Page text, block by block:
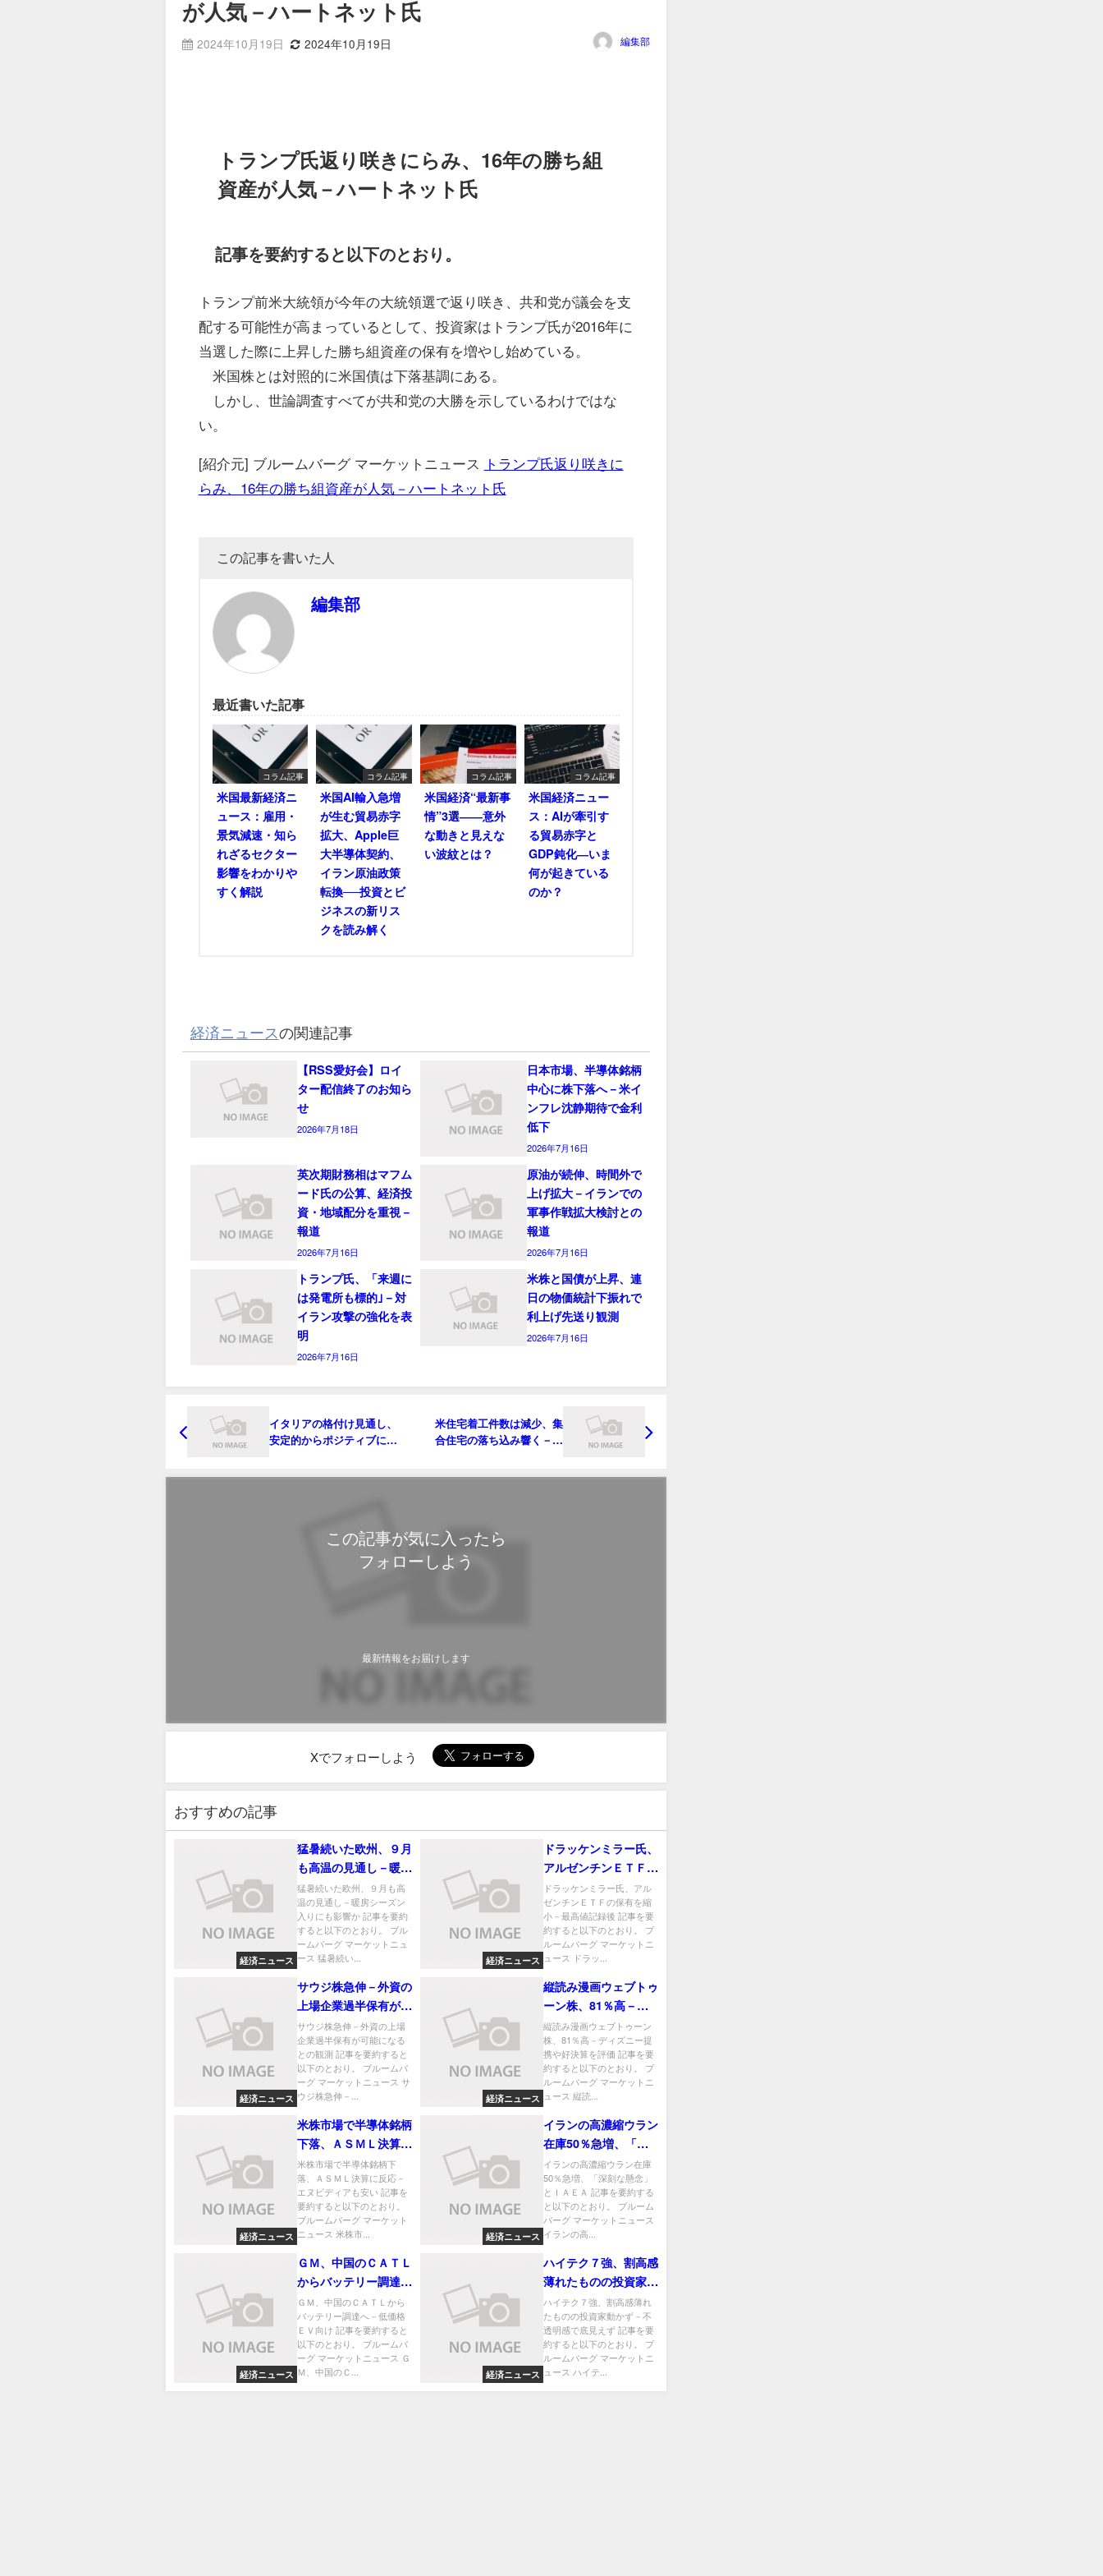
が人気－ハートネット氏
2024年10月19日 2024年10月19日 編集部
トランプ氏返り咲きにらみ、16年の勝ち組
資産が人気－ハートネット氏
記事を要約すると以下のとおり。
トランプ前米大統領が今年の大統領選で返り咲き、共和党が議会を支
配する可能性が高まっているとして、投資家はトランプ氏が2016年に
当選した際に上昇した勝ち組資産の保有を増やし始めている。
米国株とは対照的に米国債は下落基調にある。
しかし、世論調査すべてが共和党の大勝を示しているわけではな
い。
[紹介元] ブルームバーグ マーケットニュース トランプ氏返り咲きに
らみ、16年の勝ち組資産が人気－ハートネット氏
この記事を書いた人
編集部
最近書いた記事
コラム記事
米国最新経済ニ
ュース：雇用・
景気減速・知ら
れざるセクター
影響をわかりや
すく解説
コラム記事
米国AI輸入急増
が生む貿易赤字
拡大、Apple巨
大半導体契約、
イラン原油政策
転換──投資とビ
ジネスの新リス
クを読み解く
コラム記事
米国経済“最新事
情”3選――意外
な動きと見えな
い波紋とは？
コラム記事
米国経済ニュー
ス：AIが牽引す
る貿易赤字と
GDP鈍化―いま
何が起きている
のか？
経済ニュースの関連記事
【RSS愛好会】ロイ
ター配信終了のお知ら
せ
2026年7月18日
日本市場、半導体銘柄
中心に株下落へ－米イ
ンフレ沈静期待で金利
低下
2026年7月16日
英次期財務相はマフム
ード氏の公算、経済投
資・地域配分を重視－
報道
2026年7月16日
原油が続伸、時間外で
上げ拡大－イランでの
軍事作戦拡大検討との
報道
2026年7月16日
トランプ氏、「来週に
は発電所も標的｣－対
イラン攻撃の強化を表
明
2026年7月16日
米株と国債が上昇、連
日の物価統計下振れで
利上げ先送り観測
2026年7月16日
イタリアの格付け見通し、
安定的からポジティブに引
米住宅着工件数は減少、集
合住宅の落ち込み響く－予
この記事が気に入ったら
フォローしよう
最新情報をお届けします
Xでフォローしよう
おすすめの記事
経済ニュース
猛暑続いた欧州、９月
も高温の見通し－暖房
シーズン入りにも影響
か
猛暑続いた欧州、９月も高
温の見通し－暖房シーズン
入りにも影響か 記事を要約
すると以下のとおり。 ブル
ームバーグ マーケットニュ
ース 猛暑続い...
経済ニュース
ドラッケンミラー氏、
アルゼンチンＥＴＦの
保有を縮小－最高値記
録後
ドラッケンミラー氏、アル
ゼンチンＥＴＦの保有を縮
小－最高値記録後 記事を要
約すると以下のとおり。 ブ
ルームバーグ マーケットニ
ュース ドラッ...
経済ニュース
サウジ株急伸－外資の
上場企業過半保有が可
能になるとの観測
サウジ株急伸－外資の上場
企業過半保有が可能になる
との観測 記事を要約すると
以下のとおり。 ブルームバ
ーグ マーケットニュース サ
ウジ株急伸－...
経済ニュース
縦読み漫画ウェブトゥ
ーン株、81％高－デ
ィズニー提携や好決算
を評価
縦読み漫画ウェブトゥーン
株、81％高－ディズニー提
携や好決算を評価 記事を要
約すると以下のとおり。 ブ
ルームバーグ マーケットニ
ュース 縦読...
経済ニュース
米株市場で半導体銘柄
下落、ＡＳＭＬ決算に
反応－エヌビディアも
安い
米株市場で半導体銘柄下
落、ＡＳＭＬ決算に反応－
エヌビディアも安い 記事を
要約すると以下のとおり。
ブルームバーグ マーケット
ニュース 米株市...
経済ニュース
イランの高濃縮ウラン
在庫50％急増、「深
刻な懸念」とＩＡＥＡ
イランの高濃縮ウラン在庫
50％急増、「深刻な懸念」
とＩＡＥＡ 記事を要約する
と以下のとおり。 ブルーム
バーグ マーケットニュース
イランの高...
経済ニュース
ＧＭ、中国のＣＡＴＬ
からバッテリー調達へ
－低価格ＥＶ向け
ＧＭ、中国のＣＡＴＬから
バッテリー調達へ－低価格
ＥＶ向け 記事を要約すると
以下のとおり。 ブルームバ
ーグ マーケットニュース Ｇ
Ｍ、中国のＣ...
経済ニュース
ハイテク７強、割高感
薄れたものの投資家動
かず－不透明感で底見
えず
ハイテク７強、割高感薄れ
たものの投資家動かず－不
透明感で底見えず 記事を要
約すると以下のとおり。 ブ
ルームバーグ マーケットニ
ュース ハイテ...